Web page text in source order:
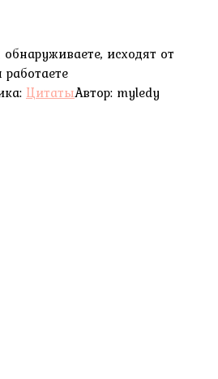
исходят от
ЦитатыАвтор: myledy